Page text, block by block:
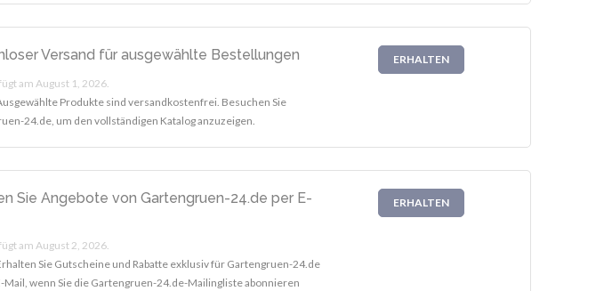
Versand für ausgewählte Bestellungen
am August 1, 2026.
Produkte sind versandkostenfrei. Besuchen Sie
24.de, um den vollständigen Katalog anzuzeigen.
ERHALTEN
Sie Angebote von Gartengruen-24.de per E-
am August 2, 2026.
Sie Gutscheine und Rabatte exklusiv für Gartengruen-24.de
Mail, wenn Sie die Gartengruen-24.de-Mailingliste abonnieren
ERHALTEN